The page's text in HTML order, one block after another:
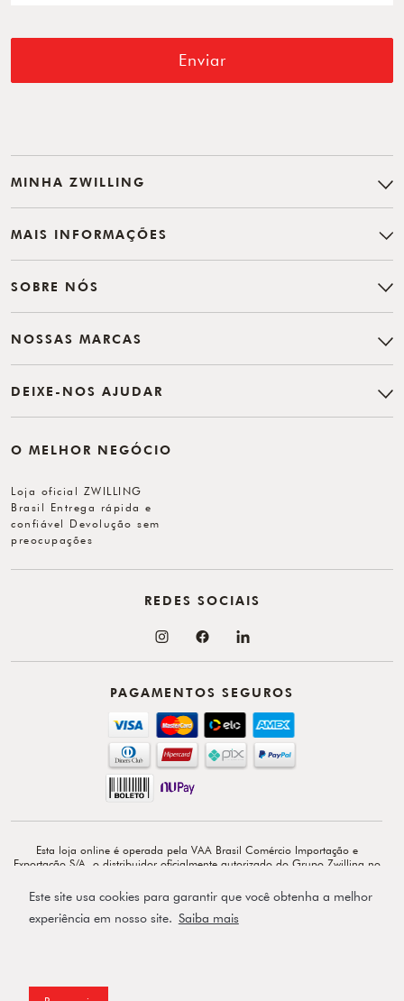
Este site usa cookies para garantir que você obtenha a melhor
experiência em nosso site. Saiba mais
Enviar
MINHA ZWILLING
MAIS INFORMAÇÕES
SOBRE NÓS
NOSSAS MARCAS
DEIXE-NOS AJUDAR
O MELHOR NEGÓCIO
Loja oficial ZWILLING
Brasil Entrega rápida e
confiável Devolução sem
preocupações
PAGAMENTOS SEGUROS
REDES SOCIAIS
Esta loja online é operada pela VAA Brasil Comércio Importação e
Exportação S/A, o distribuidor oficialmente autorizado do Grupo Zwilling no
exclusivamente responsável por todo o conteúdo e comunicação deste site. ©
Copyright 2026 - Av. Doutor Cardoso de Melo, 1855 - 14º - Vila Olímpia -
CEP: 04548-903 - São Paulo-SP.